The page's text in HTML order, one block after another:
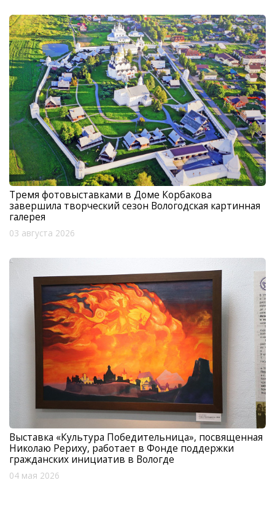
Тремя фотовыставками в Доме Корбакова
завершила творческий сезон Вологодская картинная
галерея
03 августа 2026
Выставка «Культура Победительница», посвященная
Николаю Рериху, работает в Фонде поддержки
гражданских инициатив в Вологде
04 мая 2026